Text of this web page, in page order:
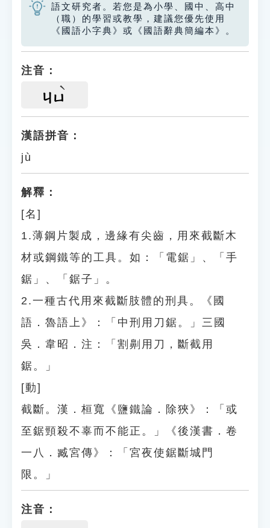
語文研究者。若您是為小學、國中、高中
（職）的學習或教學，建議您優先使用
《國語小字典》或《國語辭典簡編本》。
注音：
ㄐㄩ
漢語拼音：
jù
解釋：
[名]
1.薄鋼片製成，邊緣有尖齒，用來截斷木
材或鋼鐵等的工具。如：「電鋸」、「手
鋸」、「鋸子」。
2.一種古代用來截斷肢體的刑具。《國
語．魯語上》：「中刑用刀鋸。」三國
吳．韋昭．注：「割劓用刀，斷截用
鋸。」
[動]
截斷。漢．桓寬《鹽鐵論．除狹》：「或
至鋸頸殺不辜而不能正。」《後漢書．卷
一八．臧宮傳》：「宮夜使鋸斷城門
限。」
注音：